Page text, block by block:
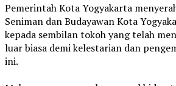
Pemerintah Kota Yogyakarta
Seniman dan Budayawan Kota
kepada sembilan tokoh yang telah
luar biasa demi kelestarian dan
ini.